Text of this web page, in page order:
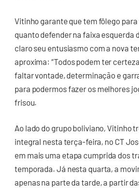
Vitinho garante que tem fôlego
quanto defender na faixa esquerda
claro seu entusiasmo com a nova
aproxima: “Todos podem ter
faltar vontade, determinação e
para podermos fazer os melhores
frisou.
Ao lado do grupo boliviano, Vitinho
integral nesta terça-feira, no CT
em mais uma etapa cumprida dos
temporada. Já nesta quarta, a
apenas na parte da tarde, a partir